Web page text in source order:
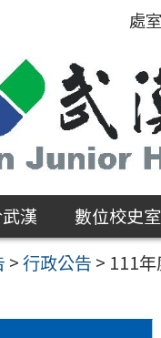
處
漢 數位校史室
>行政公告 > 111